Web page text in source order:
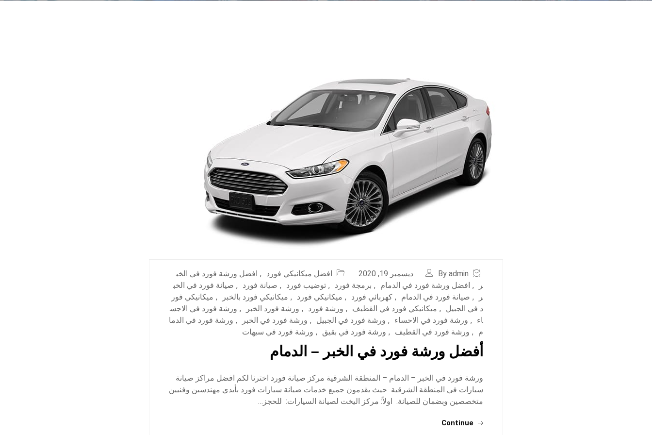
By admin ديسمبر 19, 2020 افضل ميكانيكي فورد , افضل ورشة فورد في الخب
ر
, افضل ورشة فورد في الدمام , برمجة فورد , توضيب فورد , صيانة فورد , صيانة فورد في الخب
ر
, صيانة فورد في الدمام , كهربائي فورد , ميكانيكي فورد , ميكانيكي فورد بالخبر , ميكانيكي فور
د في الجبيل
, ميكانيكي فورد في القطيف , ورشة فورد , ورشة فورد الخبر , ورشة فورد في الاجس
اء
, ورشة فورد في الاحساء , ورشة فورد في الجبيل , ورشة فورد في الخبر , ورشة فورد في الدما
م
, ورشة فورد في القطيف , ورشة فورد في بقيق , ورشة فورد في سيهات
أفضل ورشة فورد في الخبر – الدمام
ورشة فورد في الخبر – الدمام – المنطقة الشرقية مركز صيانة فورد اخترنا لكم افضل مراكز صيانة
سيارات في المنطقة الشرقية حيث يقدمون جميع خدمات صيانة سيارات فورد بأيدي مهندسين وفنيين
متخصصين وبضمان للصيانة. اولاً: مركز اليخت لصيانة السيارات: للحجز…
Continue